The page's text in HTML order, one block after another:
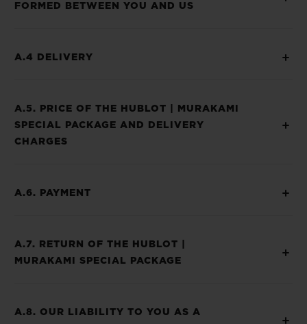
FORMED BETWEEN YOU AND US
A.4 DELIVERY
A.5. PRICE OF THE HUBLOT | MURAKAMI
SPECIAL PACKAGE AND DELIVERY
CHARGES
A.6. PAYMENT
A.7. RETURN OF THE HUBLOT |
MURAKAMI SPECIAL PACKAGE
A.8. OUR LIABILITY TO YOU AS A